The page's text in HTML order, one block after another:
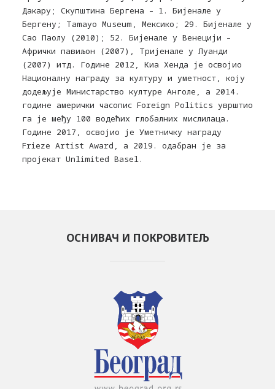
Дакару; Скупштина Бергена – 1. Бијенале у
Бергену; Tamayo Museum, Мексико; 29. Бијенале у
Сао Паолу (2010); 52. Бијенале у Венецији –
Афрички павиљон (2007), Тријенале у Луанди
(2007) итд. Године 2012, Киа Хенда је освојио
Националну награду за културу и уметност, коју
додељује Министарство културе Анголе, а 2014.
године амерички часопис Foreign Politics уврштио
га је међу 100 водећих глобалних мислилаца.
Године 2017, освојио је Уметничку награду
Frieze Artist Award, а 2019. одабран је за
пројекат Unlimited Basel.
ОСНИВАЧ И ПОКРОВИТЕЉ